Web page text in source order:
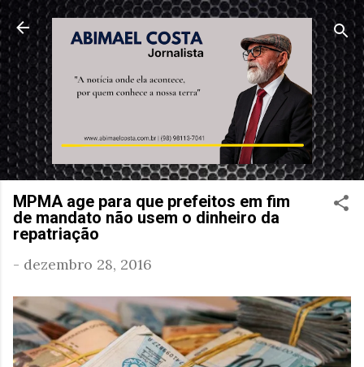
Pular para o conteúdo principal
MPMA age para que prefeitos em fim
de mandato não usem o dinheiro da
repatriação
- dezembro 28, 2016